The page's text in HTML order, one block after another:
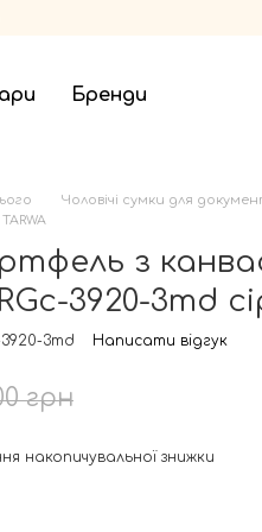
Бренди
Чоловічі сумки для
з
3920-3md
3md Написати відгук
грн
накопичувальної знижки